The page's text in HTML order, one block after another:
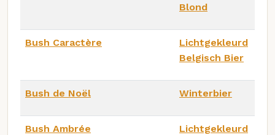
Blond
Bush Caractère
Lichtgekleurd
Belgisch Bier
Bush de Noël Winterbier
Bush Ambrée
Lichtgekleurd